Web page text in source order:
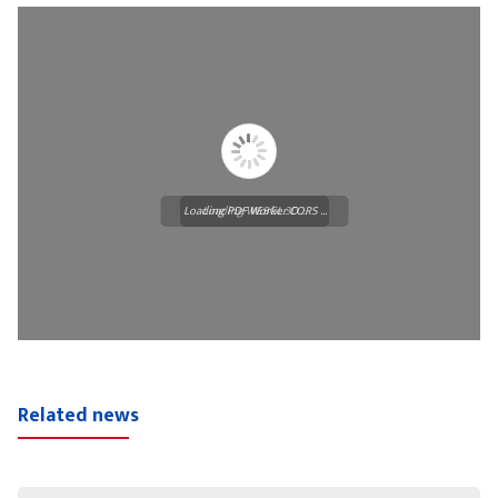
Loading WEBGL 3D ...
Loading PDF Worker CORS ...
Related news